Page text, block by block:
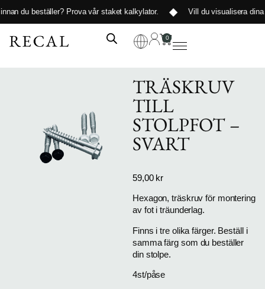
du beställer? Prova vår staket kalkylator. Vill du visualisera
0
TRÄSKRUV
TILL
STOLPFOT –
SVART
59,00 kr
Hexagon, träskruv för montering
av fot i träunderlag.
Finns i tre olika färger. Beställ i
samma färg som du beställer
din stolpe.
4st/påse